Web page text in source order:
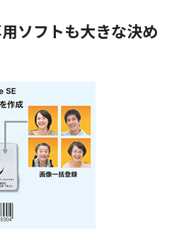
ソフトも大きな決め